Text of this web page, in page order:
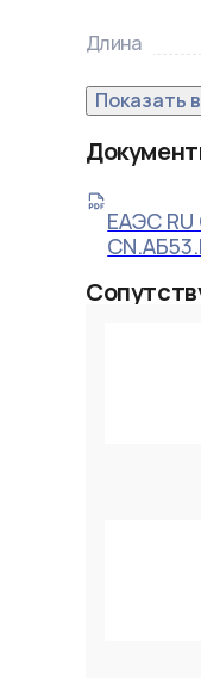
Длина
Показать
ЕАЭС RU